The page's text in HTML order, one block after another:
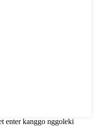
enter kanggo nggoleki